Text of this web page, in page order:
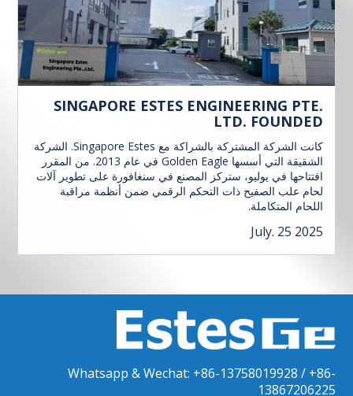
SINGAPORE ESTES ENGINEERING PTE.
LTD. FOUNDED
كانت الشركة المشتركة بالشراكة مع Singapore Estes. الشركة
الشقيقة التي أسسها Golden Eagle في عام 2013. من المقرر
افتتاحها في يوليو، ستركز المصنع في سنغافورة على تطوير آلات
لحام علب الصفيح ذات التحكم الرقمي ضمن أنظمة مراقبة
اللحام المتكاملة.
July. 25 2025
Whatsapp & Wechat: +86-13758019928 / +86-
13867206225